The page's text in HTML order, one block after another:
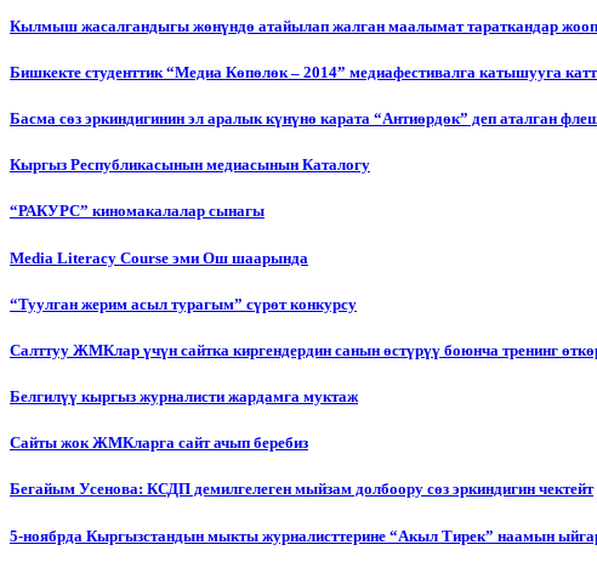
Кылмыш жасалгандыгы жөнүндө атайылап жалган маалымат тараткандар
Бишкекте студенттик “Медиа Көпөлөк – 2014” медиафестивалга катышууга
Басма сөз эркиндигинин эл аралык күнүнө карата “Антиөрдөк” деп аталган
Кыргыз Республикасынын медиасынын Каталогу
“РАКУРС” киномакалалар сынагы
Media Literacy Сourse эми Ош шаарында
“Туулган жерим асыл турагым” сүрөт конкурсу
Салттуу ЖМКлар үчүн сайтка киргендердин санын өстүрүү боюнча тренинг
Белгилүү кыргыз журналисти жардамга муктаж
Сайты жок ЖМКларга сайт ачып беребиз
Бегайым Усенова: КСДП демилгелеген мыйзам долбоору сөз эркиндигин чектейт
5-ноябрда Кыргызстандын мыкты журналисттерине “Акыл Тирек” наамын